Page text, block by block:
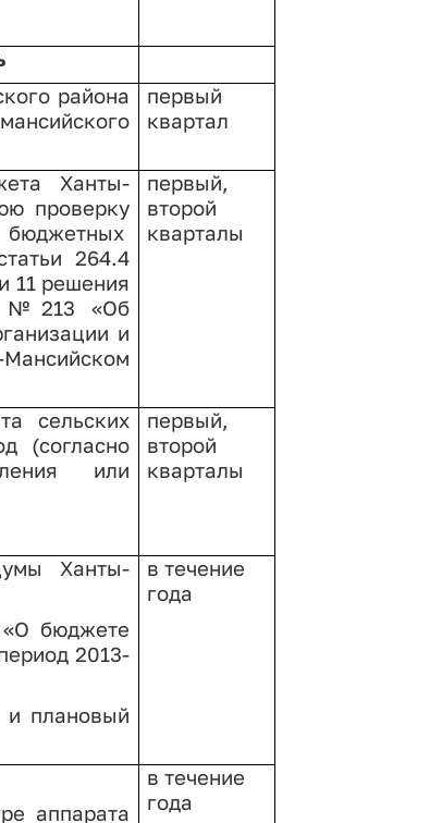
района
первый
квартал
Ханты-
проверку
бюджетных
264.4
11 решения
№213 «Об
и
первый,
второй
кварталы
сельских
(согласно
или
первый,
второй
кварталы
Ханты-
бюджете
2013-
и плановый
в течение
года
аппарата
в течение
года